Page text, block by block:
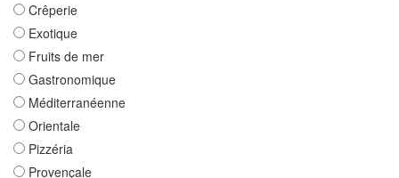
Crêperie
Exotique
Fruits de mer
Gastronomique
Méditerranéenne
Orientale
Pizzéria
Provençale